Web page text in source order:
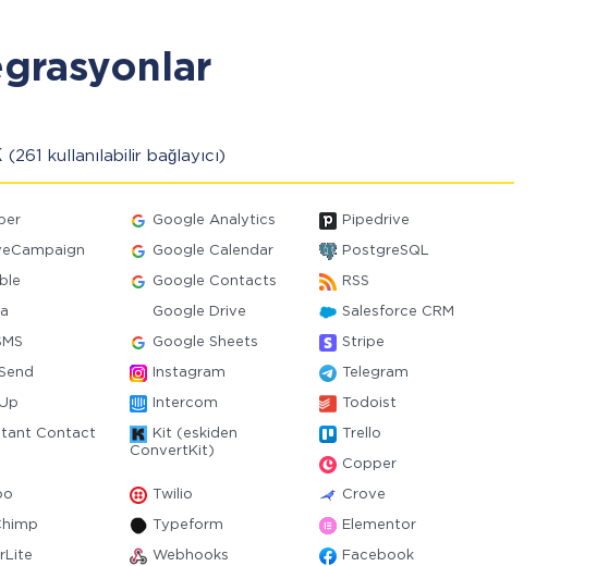
(261 kullanılabilir bağlayıcı)
Google Analytics Pipedrive
Google Calendar PostgreSQL
Google Contacts RSS
Google Drive Salesforce CRM
Google Sheets Stripe
Instagram Telegram
Intercom Todoist
Contact
Kit (eskiden
ConvertKit)
Trello
Copper
Twilio Crove
Typeform Elementor
Webhooks Facebook